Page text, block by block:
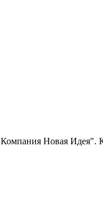
Новая Идея".